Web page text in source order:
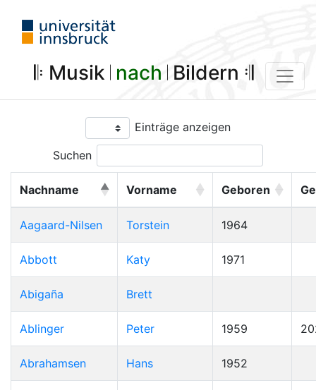
𝄆 Musik 𝄀 nach 𝄀 Bildern 𝄇
Einträge anzeigen
Suchen
Nachname Vorname Geboren
Aagaard-Nilsen Torstein 1964
Abbott Katy 1971
Abigaña Brett
Ablinger Peter 1959
Abrahamsen Hans 1952